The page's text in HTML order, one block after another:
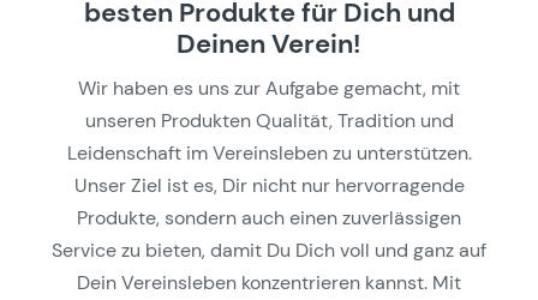
besten Produkte für Dich und
Deinen Verein!
Wir haben es uns zur Aufgabe gemacht, mit
unseren Produkten Qualität, Tradition und
Leidenschaft im Vereinsleben zu unterstützen.
Unser Ziel ist es, Dir nicht nur hervorragende
Produkte, sondern auch einen zuverlässigen
Service zu bieten, damit Du Dich voll und ganz auf
Dein Vereinsleben konzentrieren kannst. Mit